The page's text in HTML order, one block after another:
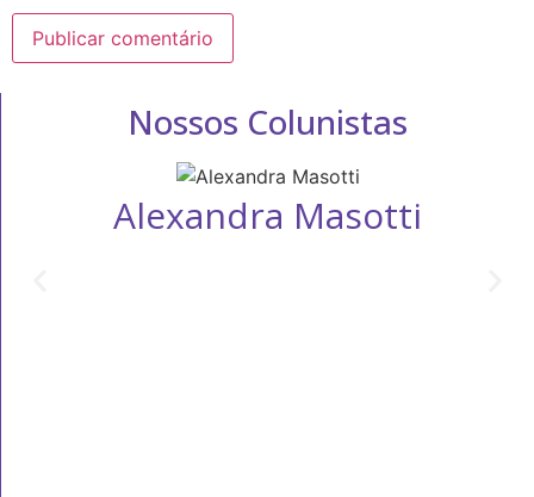
Nossos Colunistas
Alexandra Masotti